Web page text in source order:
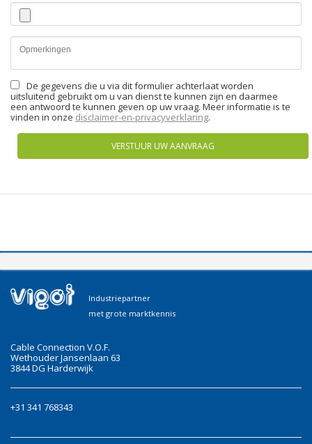
De gegevens die u via dit formulier achterlaat worden
uitsluitend gebruikt om u van dienst te kunnen zijn en daarmee
een antwoord te kunnen geven op uw vraag. Meer informatie is te
vinden in onze disclaimer-en-privacyverklaring.
VERSTUUR UW AANVRAAG
Industriepartner
met grote marktkennis
Cable Connection V.O.F.
Wethouder Jansenlaan 63
3844 DG Harderwijk
+31 341 768343